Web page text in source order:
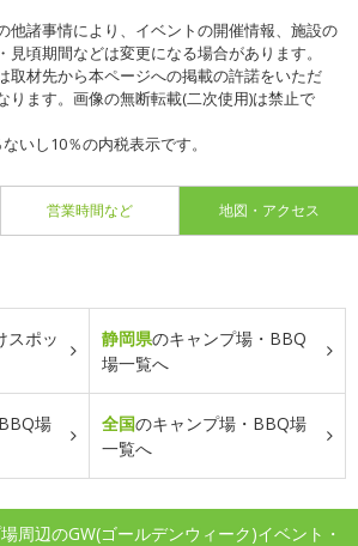
他諸事情により、イベントの開催情報、施設の
頃期間などは変更になる場合があります。
取材先から本ページへの掲載の許諾をいただ
ります。画像の無断転載(二次使用)は禁止で
いし10％の内税表示です。
営業時間など 地図・アクセス
スポッ
静岡県のキャンプ場・BBQ
場一覧へ
場
全国のキャンプ場・BBQ場
一覧へ
周辺のGW(ゴールデンウィーク)イベント・